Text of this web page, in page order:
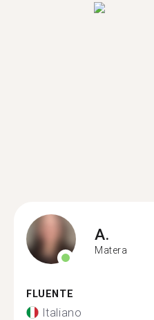
A.
Matera
FLUENTE
Italiano